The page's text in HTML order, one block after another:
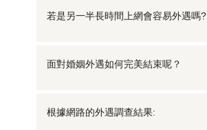
若是另一半長時間上網會容易外遇嗎?
面對婚姻外遇如何完美結束呢？
根據網路的外遇調查結果: